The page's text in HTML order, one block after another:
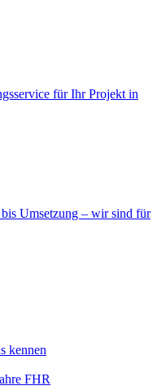
für Ihr Projekt in
Umsetzung – wir sind für
kennen
FHR